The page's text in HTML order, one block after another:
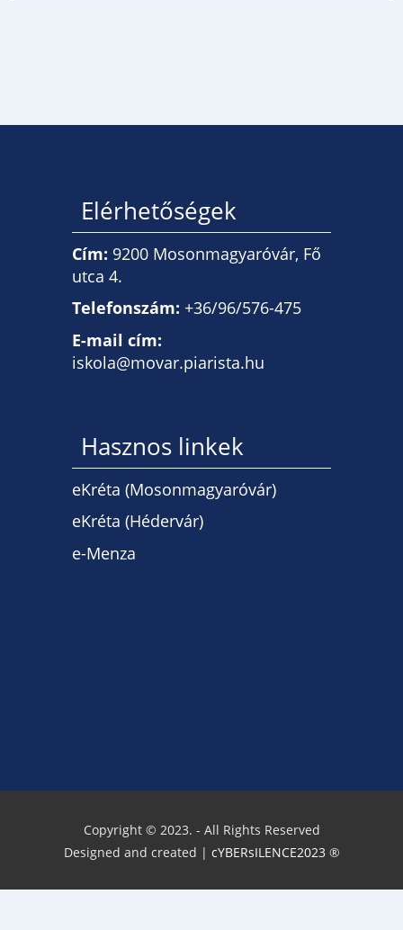
Elérhetőségek
Cím: 9200 Mosonmagyaróvár, Fő
utca 4.
Telefonszám: +36/96/576-475
E-mail cím:
iskola@movar.piarista.hu
Hasznos linkek
eKréta (Mosonmagyaróvár)
eKréta (Hédervár)
e-Menza
Copyright © 2023. - All Rights Reserved
Designed and created | cYBERsILENCE2023®